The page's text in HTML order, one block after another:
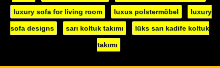
luxury sofa for living room luxus polstermöbel luxury
sofa designs sarı koltuk takımı lüks sarı kadife koltuk
takımı